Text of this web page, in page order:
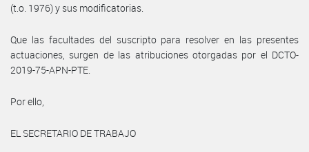
(t.o. 1976) y sus modificatorias.
Que las facultades del suscripto para resolver en las presentes
actuaciones, surgen de las atribuciones otorgadas por el DCTO-
2019-75-APN-PTE.
Por ello,
EL SECRETARIO DE TRABAJO